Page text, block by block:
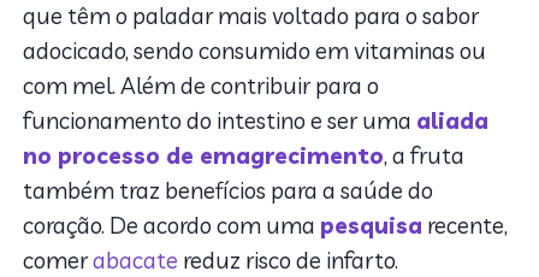
que têm o paladar mais voltado para o sabor
adocicado, sendo consumido em vitaminas ou
com mel. Além de contribuir para o
funcionamento do intestino e ser uma aliada
no processo de emagrecimento, a fruta
também traz benefícios para a saúde do
coração. De acordo com uma pesquisa recente,
comerabacate reduz risco de infarto.